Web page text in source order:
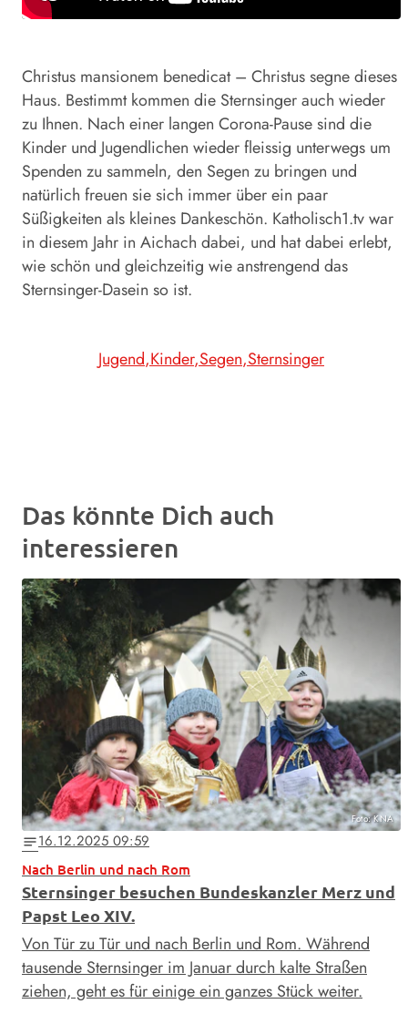
Christus mansionem benedicat – Christus segne dieses
Haus. Bestimmt kommen die Sternsinger auch wieder
zu Ihnen. Nach einer langen Corona-Pause sind die
Kinder und Jugendlichen wieder fleissig unterwegs um
Spenden zu sammeln, den Segen zu bringen und
natürlich freuen sie sich immer über ein paar
Süßigkeiten als kleines Dankeschön. Katholisch1.tv war
in diesem Jahr in Aichach dabei, und hat dabei erlebt,
wie schön und gleichzeitig wie anstrengend das
Sternsinger-Dasein so ist.
Jugend Kinder Segen Sternsinger
Das könnte Dich auch
interessieren
Foto: KNA
notes16.12.2025 09:59
Nach Berlin und nach Rom
Sternsinger besuchen Bundeskanzler Merz und
Papst Leo XIV.
Von Tür zu Tür und nach Berlin und Rom. Während
tausende Sternsinger im Januar durch kalte Straßen
ziehen, geht es für einige ein ganzes Stück weiter.